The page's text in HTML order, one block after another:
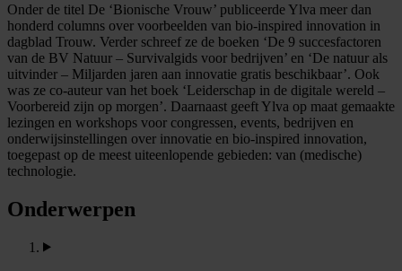
Onder de titel De ‘Bionische Vrouw’ publiceerde Ylva meer dan
honderd columns over voorbeelden van bio-inspired innovation in
dagblad Trouw. Verder schreef ze de boeken ‘De 9 succesfactoren
van de BV Natuur – Survivalgids voor bedrijven’ en ‘De natuur als
uitvinder – Miljarden jaren aan innovatie gratis beschikbaar’. Ook
was ze co-auteur van het boek ‘Leiderschap in de digitale wereld –
Voorbereid zijn op morgen’. Daarnaast geeft Ylva op maat gemaakte
lezingen en workshops voor congressen, events, bedrijven en
onderwijsinstellingen over innovatie en bio-inspired innovation,
toegepast op de meest uiteenlopende gebieden: van (medische)
technologie.
Onderwerpen